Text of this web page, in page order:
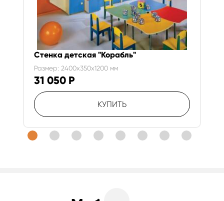
Стенка детская "Корабль"
Размер: 2400x350x1200 мм
31 050 Р
КУПИТЬ